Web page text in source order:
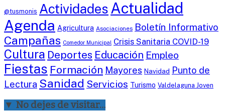
@tusmonis ActividadesActualidad
Agenda Agricultura Asociaciones Boletín Informativo
Campañas Comedor Municipal Crisis Sanitaria COVID-19
Cultura Deportes Educación Empleo
Fiestas Formación Mayores Navidad Punto de
Lectura Sanidad Servicios Turismo Valdelaguna Joven
▼ No dejes de visitar…